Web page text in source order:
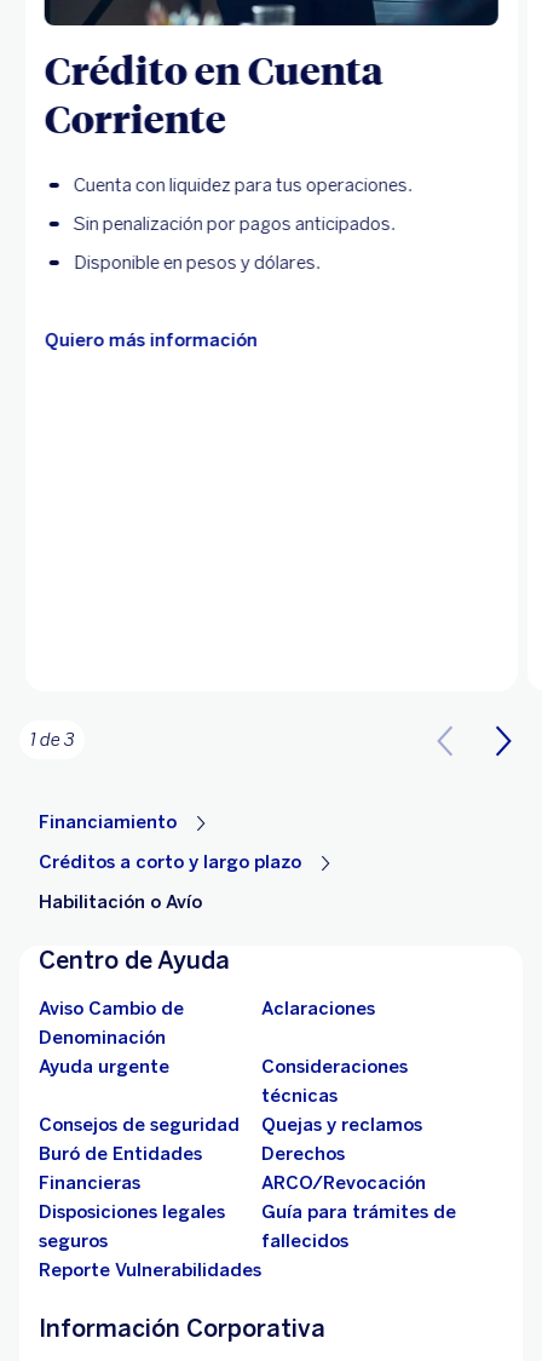
Crédito en Cuenta
Corriente
Cuenta con liquidez para tus operaciones.
Sin penalización por pagos anticipados.
Disponible en pesos y dólares.
Quiero más información
1 de 3
Financiamiento
Créditos a corto y largo plazo
Habilitación o Avío
Centro de Ayuda
Aviso Cambio de
Denominación
Aclaraciones
Ayuda urgente
Consideraciones
técnicas
Consejos de seguridad
Quejas y reclamos
Buró de Entidades
Financieras
Derechos
ARCO/Revocación
Disposiciones legales
seguros
Guía para trámites de
fallecidos
Reporte Vulnerabilidades
Información Corporativa